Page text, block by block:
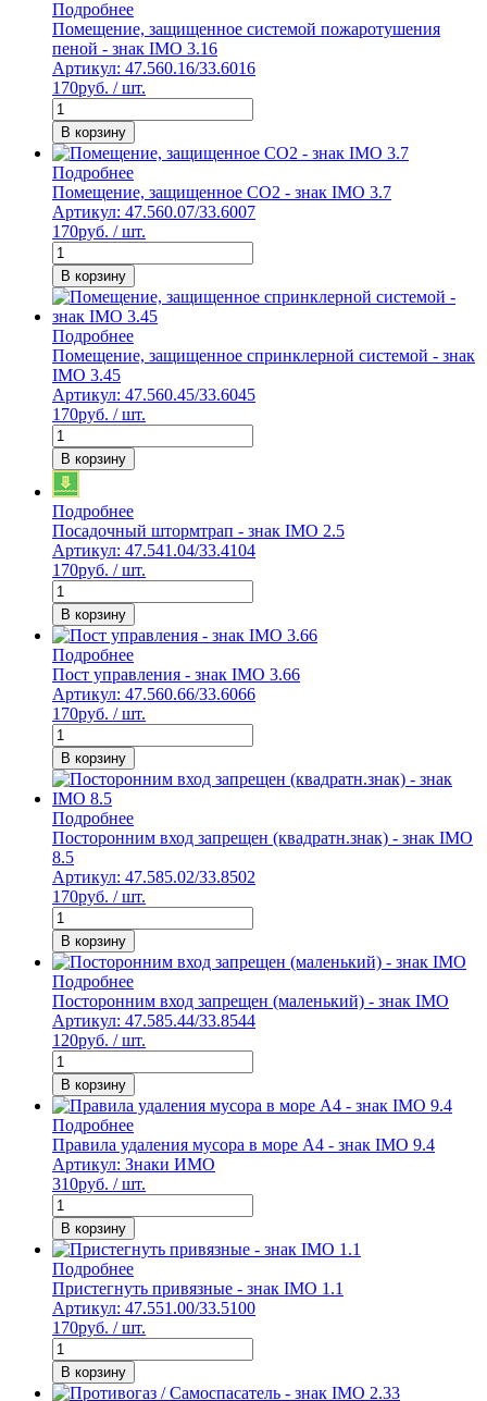
Подробнее
Помещение, защищенное системой пожаротушения
пеной - знак IMO 3.16
Артикул: 47.560.16/33.6016
170руб. / шт.
В корзину
Подробнее
Помещение, защищенное СО2 - знак IMO 3.7
Артикул: 47.560.07/33.6007
170руб. / шт.
В корзину
Подробнее
Помещение, защищенное спринклерной системой - знак
IMO 3.45
Артикул: 47.560.45/33.6045
170руб. / шт.
В корзину
Подробнее
Посадочный штормтрап - знак IMO 2.5
Артикул: 47.541.04/33.4104
170руб. / шт.
В корзину
Подробнее
Пост управления - знак IMO 3.66
Артикул: 47.560.66/33.6066
170руб. / шт.
В корзину
Подробнее
Посторонним вход запрещен (квадратн.знак) - знак IMO
8.5
Артикул: 47.585.02/33.8502
170руб. / шт.
В корзину
Подробнее
Посторонним вход запрещен (маленький) - знак IMO
Артикул: 47.585.44/33.8544
120руб. / шт.
В корзину
Подробнее
Правила удаления мусора в море А4 - знак IMO 9.4
Артикул: Знаки ИМО
310руб. / шт.
В корзину
Подробнее
Пристегнуть привязные - знак IMO 1.1
Артикул: 47.551.00/33.5100
170руб. / шт.
В корзину